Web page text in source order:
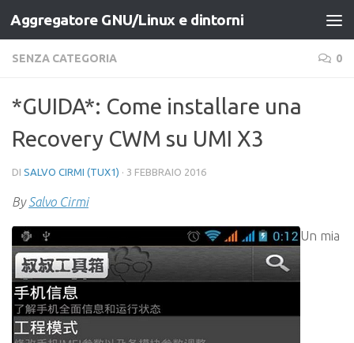
Salta al contenuto
Aggregatore GNU/Linux e dintorni
SENZA CATEGORIA 0
*GUIDA*: Come installare una
Recovery CWM su UMI X3
DI SALVO CIRMI (TUX1) · 3 FEBBRAIO 2016
BySalvo Cirmi
Un mia